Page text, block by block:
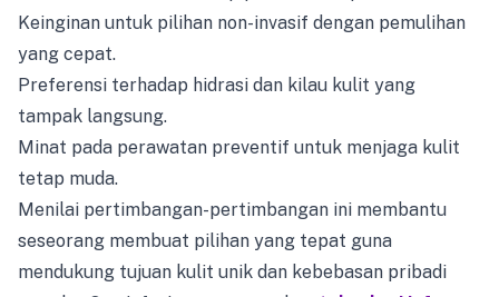
Keinginan untuk pilihan non-invasif dengan pemulihan
yang cepat.
Preferensi terhadap hidrasi dan kilau kulit yang
tampak langsung.
Minat pada perawatan preventif untuk menjaga kulit
tetap muda.
Menilai pertimbangan-pertimbangan ini membantu
seseorang membuat pilihan yang tepat guna
mendukung tujuan kulit unik dan kebebasan pribadi